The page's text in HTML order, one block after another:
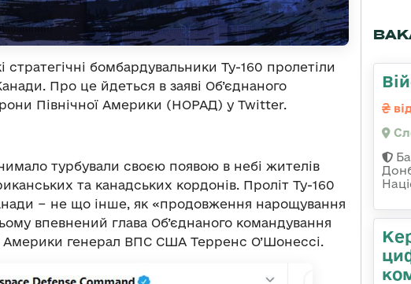
стратегічні бомбардувальники Ту-160 пролетіли
Про це йдеться в заяві Об’єднаного
Північної Америки (НОРАД) у Twitter.
турбували своєю появою в небі жителів
та канадських кордонів. Проліт Ту-160
− не що інше, як «продовження нарощування
впевнений глава Об’єднаного командування
Америки генерал ВПС США Терренс О’Шонессі.